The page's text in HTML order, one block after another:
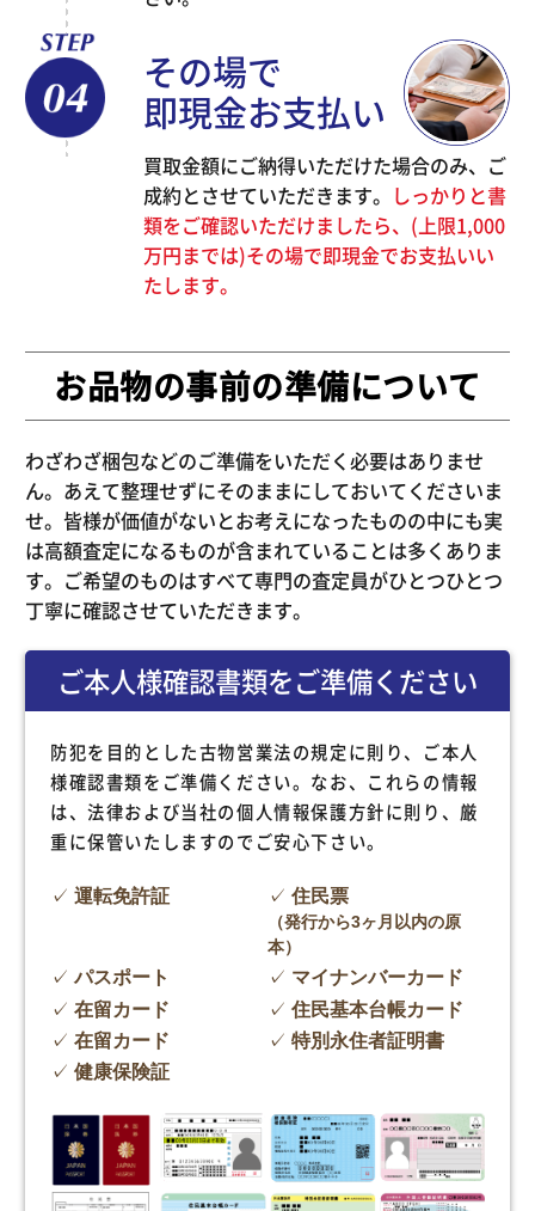
その場で
即現金お支払い
買取金額にご納得いただけた場合のみ、ご
成約とさせていただきます。 しっかりと書
類をご確認いただけましたら、(上限1,000
万円までは)その場で即現金でお支払いい
たします。
お品物の事前の準備について
わざわざ梱包などのご準備をいただく必要はありませ
ん。あえて整理せずにそのままにしておいてくださいま
せ。皆様が価値がないとお考えになったものの中にも実
は高額査定になるものが含まれていることは多くありま
す。ご希望のものはすべて専門の査定員がひとつひとつ
丁寧に確認させていただきます。
ご本人様確認書類をご準備ください
防犯を目的とした古物営業法の規定に則り、ご本人
様確認書類をご準備ください。なお、これらの情報
は、法律および当社の個人情報保護方針に則り、厳
重に保管いたしますのでご安心下さい。
運転免許証 住民票
（発行から3ヶ月以内の原
本）
パスポート
マイナンバーカード
在留カード
住民基本台帳カード
在留カード
特別永住者証明書
健康保険証